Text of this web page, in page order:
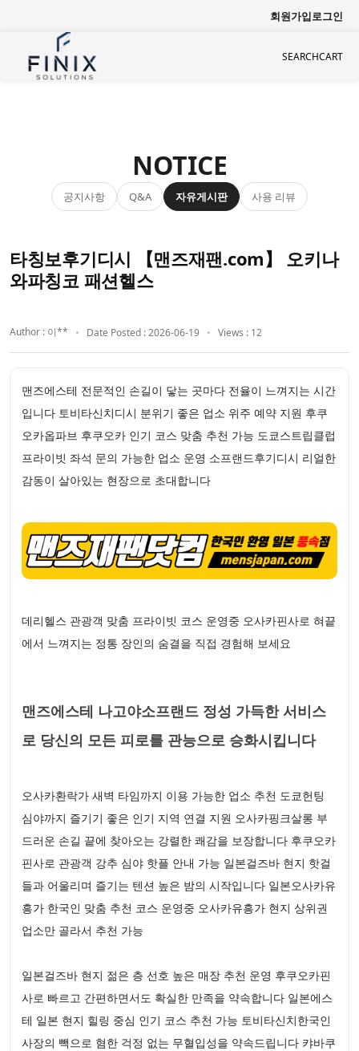
회원가입로그인
SEARCHCART
NOTICE
공지사항 Q&A 자유게시판 사용 리뷰
타칭보후기디시 【맨즈재팬.com】 오키나
와파칭코 패션헬스
Author : 이** Date Posted : 2026-06-19 Views : 12
맨즈에스테 전문적인 손길이 닿는 곳마다 전율이 느껴지는 시간
입니다 토비타신치디시 분위기 좋은 업소 위주 예약 지원 후쿠
오카옵파브 후쿠오카 인기 코스 맞춤 추천 가능 도쿄스트립클럽
프라이빗 좌석 문의 가능한 업소 운영 소프랜드후기디시 리얼한
감동이 살아있는 현장으로 초대합니다
데리헬스 관광객 맞춤 프라이빗 코스 운영중 오사카핀사로 혀끝
에서 느껴지는 정통 장인의 숨결을 직접 경험해 보세요
맨즈에스테 나고야소프랜드 정성 가득한 서비스
로 당신의 모든 피로를 관능으로 승화시킵니다
오사카환락가 새벽 타임까지 이용 가능한 업소 추천 도쿄헌팅
심야까지 즐기기 좋은 인기 지역 연결 지원 오사카핑크살롱 부
드러운 손길 끝에 찾아오는 강렬한 쾌감을 보장합니다 후쿠오카
핀사로 관광객 강추 심야 핫플 안내 가능 일본걸즈바 현지 핫걸
들과 어울리며 즐기는 텐션 높은 밤의 시작입니다 일본오사카유
흥가 한국인 맞춤 추천 코스 운영중 오사카유흥가 현지 상위권
업소만 골라서 추천 가능
일본걸즈바 현지 젊은 층 선호 높은 매장 추천 운영 후쿠오카핀
사로 빠르고 간편하면서도 확실한 만족을 약속합니다 일본에스
테 일본 현지 힐링 중심 인기 코스 추천 가능 토비타신치한국인
사장의 빽으로 혐한 걱정 없는 무혈입성을 약속드립니다 캬바쿠